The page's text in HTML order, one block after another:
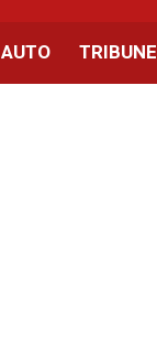
AUTO TRIBUNE